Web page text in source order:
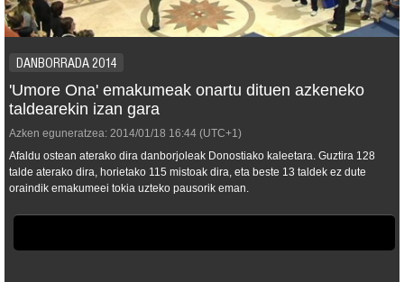
DANBORRADA 2014
'Umore Ona' emakumeak onartu dituen azkeneko
taldearekin izan gara
Azken eguneratzea: 2014/01/18 16:44 (UTC+1)
Afaldu ostean aterako dira danborjoleak Donostiako kaleetara. Guztira 128
talde aterako dira, horietako 115 mistoak dira, eta beste 13 taldek ez dute
oraindik emakumeei tokia uzteko pausorik eman.